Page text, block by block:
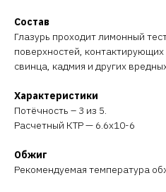
Состав
Глазурь проходит лимонный
поверхностей,
свинца, кадмия и других
Характеристики
Потёчность – 3 из 5.
Расчетный КТР — 6.6х10-6
Обжиг
Рекомендуемая температура